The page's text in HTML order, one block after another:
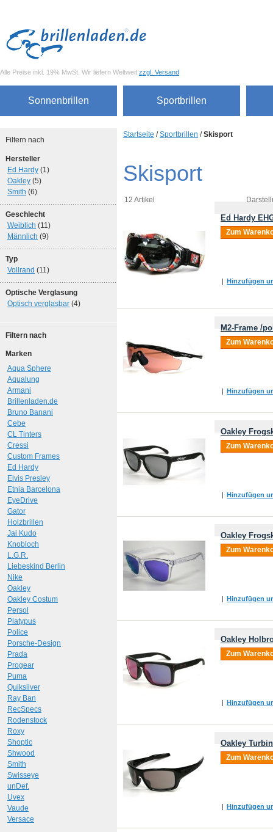
Alle Preise inkl. 19% MwSt. Wir liefern Weltweit zzgl. Versand
Sonnenbrillen Sportbrillen
Startseite /Sportbrillen /Skisport
Skisport
12 Artikel
Ed Hardy
Zum
| Hinzufügen
M2-Frame /
Zum
| Hinzufügen
Oakley
Zum
| Hinzufügen
Oakley
Zum
| Hinzufügen
Oakley
Zum
| Hinzufügen
Oakley
Zum
| Hinzufügen
Filtern nach
Hersteller
Ed Hardy (1)
Oakley (5)
Smith (6)
Geschlecht
Weiblich (11)
Männlich (9)
Typ
Vollrand (11)
Optische Verglasung
Optisch verglasbar (4)
Filtern nach
Marken
Aqua Sphere
Aqualung
Armani
Brillenladen.de
Bruno Banani
Cebe
CL Tinters
Cressi
Custom Frames
Ed Hardy
Elvis Presley
Etnia Barcelona
EyeDrive
Gator
Holzbrillen
Jai Kudo
Knobloch
L.G.R.
Liebeskind Berlin
Nike
Oakley
Oakley Costum
Persol
Platypus
Police
Porsche-Design
Prada
Progear
Puma
Quiksilver
Ray Ban
RecSpecs
Rodenstock
Roxy
Shoptic
Shwood
Smith
Swisseye
unDef.
Uvex
Vaude
Versace